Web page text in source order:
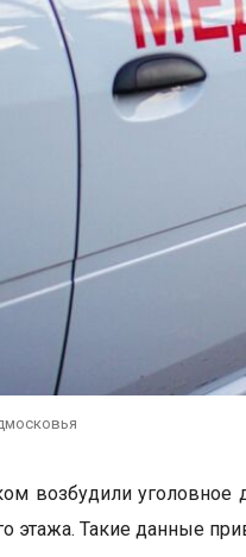
возбудили
этажа. Такие данные